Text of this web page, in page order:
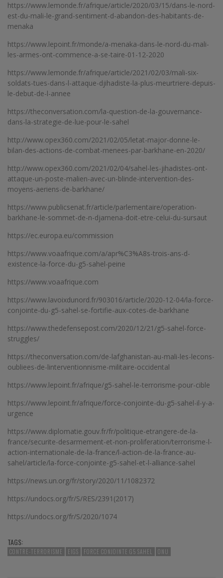
https://www.lemonde.fr/afrique/article/2020/03/15/dans-le-nord-
est-du-mali-le-grand-sentiment-d-abandon-des-habitants-de-
menaka
https://www.lepoint.fr/monde/a-menaka-dans-le-nord-du-mali-
les-armes-ont-commence-a-se-taire-01-12-2020
https://www.lemonde.fr/afrique/article/2021/02/03/mali-six-
soldats-tues-dans-l-attaque-djihadiste-la-plus-meurtriere-depuis-
le-debut-de-l-annee
https://theconversation.com/la-question-de-la-gouvernance-
dans-la-strategie-de-lue-pour-le-sahel
http://www.opex360.com/2021/02/05/letat-major-donne-le-
bilan-des-actions-de-combat-menees-par-barkhane-en-2020/
http://www.opex360.com/2021/02/04/sahel-les-jihadistes-ont-
attaque-un-poste-malien-avec-un-blinde-intervention-des-
moyens-aeriens-de-barkhane/
https://www.publicsenat.fr/article/parlementaire/operation-
barkhane-le-sommet-de-n-djamena-doit-etre-celui-du-sursaut
https://ec.europa.eu/commission
https://www.voaafrique.com/a/apr%C3%A8s-trois-ans-d-
existence-la-force-du-g5-sahel-peine
https://www.voaafrique.com
https://www.lavoixdunord.fr/903016/article/2020-12-04/la-force-
conjointe-du-g5-sahel-se-fortifie-aux-cotes-de-barkhane
https://www.thedefensepost.com/2020/12/21/g5-sahel-force-
struggles/
https://theconversation.com/de-lafghanistan-au-mali-les-lecons-
oubliees-de-linterventionnisme-militaire-occidental
https://www.lepoint.fr/afrique/g5-sahel-le-terrorisme-pour-cible
https://www.lepoint.fr/afrique/force-conjointe-du-g5-sahel-il-y-a-
urgence
https://www.diplomatie.gouv.fr/fr/politique-etrangere-de-la-
france/securite-desarmement-et-non-proliferation/terrorisme-l-
action-internationale-de-la-france/l-action-de-la-france-au-
sahel/article/la-force-conjointe-g5-sahel-et-l-alliance-sahel
https://news.un.org/fr/story/2020/11/1082372
https://undocs.org/fr/S/RES/2391(2017)
https://undocs.org/fr/S/2020/1074
TAGS:
CONTRE-TERRORISME EIGS FORCE CONJOINTE G5 SAHEL ONU